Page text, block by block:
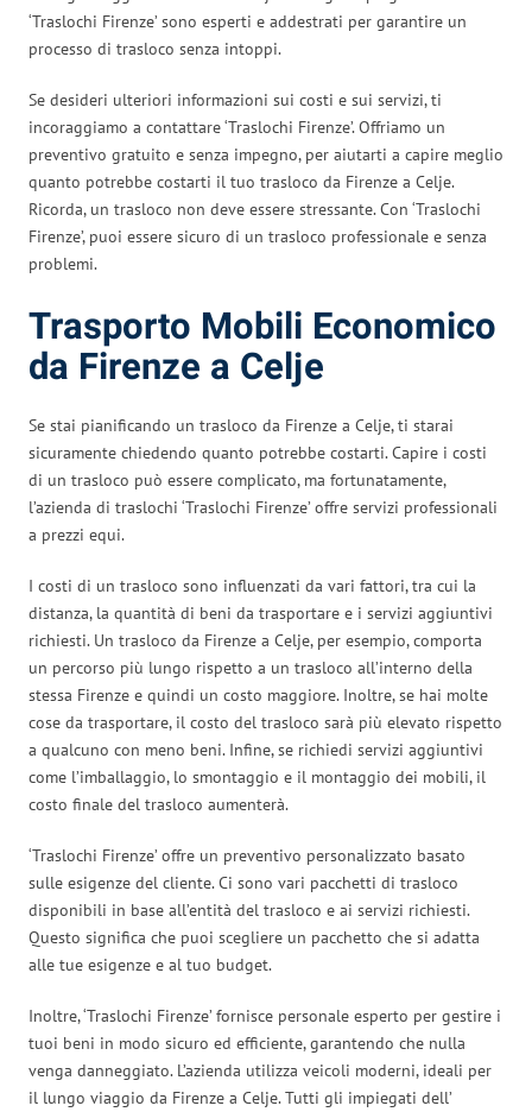
‘Traslochi Firenze’ sono esperti e addestrati per garantire un
processo di trasloco senza intoppi.
Se desideri ulteriori informazioni sui costi e sui servizi, ti
incoraggiamo a contattare ‘Traslochi Firenze’. Offriamo un
preventivo gratuito e senza impegno, per aiutarti a capire meglio
quanto potrebbe costarti il tuo trasloco da Firenze a Celje.
Ricorda, un trasloco non deve essere stressante. Con ‘Traslochi
Firenze’, puoi essere sicuro di un trasloco professionale e senza
problemi.
Trasporto Mobili Economico
da Firenze a Celje
Se stai pianificando un trasloco da Firenze a Celje, ti starai
sicuramente chiedendo quanto potrebbe costarti. Capire i costi
di un trasloco può essere complicato, ma fortunatamente,
l’azienda di traslochi ‘Traslochi Firenze’ offre servizi professionali
a prezzi equi.
I costi di un trasloco sono influenzati da vari fattori, tra cui la
distanza, la quantità di beni da trasportare e i servizi aggiuntivi
richiesti. Un trasloco da Firenze a Celje, per esempio, comporta
un percorso più lungo rispetto a un trasloco all’interno della
stessa Firenze e quindi un costo maggiore. Inoltre, se hai molte
cose da trasportare, il costo del trasloco sarà più elevato rispetto
a qualcuno con meno beni. Infine, se richiedi servizi aggiuntivi
come l’imballaggio, lo smontaggio e il montaggio dei mobili, il
costo finale del trasloco aumenterà.
‘Traslochi Firenze’ offre un preventivo personalizzato basato
sulle esigenze del cliente. Ci sono vari pacchetti di trasloco
disponibili in base all’entità del trasloco e ai servizi richiesti.
Questo significa che puoi scegliere un pacchetto che si adatta
alle tue esigenze e al tuo budget.
Inoltre, ‘Traslochi Firenze’ fornisce personale esperto per gestire i
tuoi beni in modo sicuro ed efficiente, garantendo che nulla
venga danneggiato. L’azienda utilizza veicoli moderni, ideali per
il lungo viaggio da Firenze a Celje. Tutti gli impiegati dell’